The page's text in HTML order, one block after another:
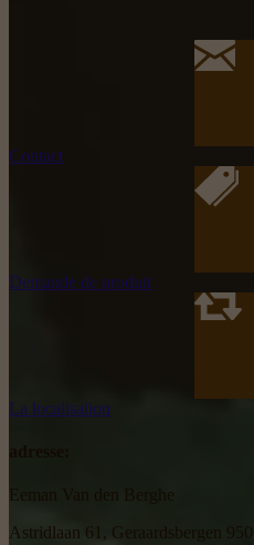
Contact
Demande de produit
La localisation
Astridlaan 61, Geraardsbergen 9500